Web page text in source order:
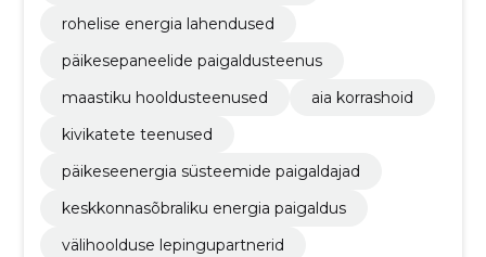
rohelise energia lahendused
päikesepaneelide paigaldusteenus
maastiku hooldusteenused
aia korrashoid
kivikatete teenused
päikeseenergia süsteemide paigaldajad
keskkonnasõbraliku energia paigaldus
välihoolduse lepingupartnerid